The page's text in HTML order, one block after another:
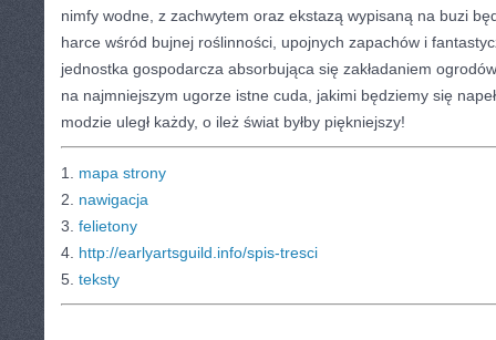
nimfy wodne, z zachwytem oraz ekstazą wypisaną na buzi
harce wśród bujnej roślinności, upojnych zapachów i
jednostka gospodarcza absorbująca się zakładaniem
na najmniejszym ugorze istne cuda, jakimi będziemy się
modzie uległ każdy, o ileż świat byłby piękniejszy!
1. mapa strony
2. nawigacja
3. felietony
4. http://earlyartsguild.info/spis-tresci
5. teksty